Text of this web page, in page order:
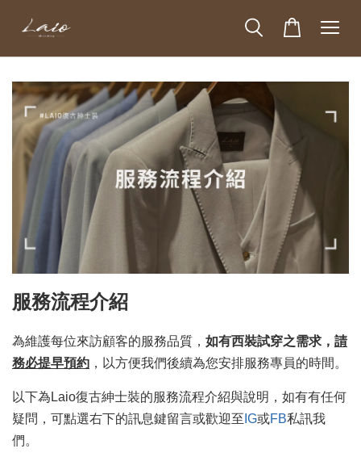
服務流程介紹
為維護每位來訪顧客的服務品質， 如有西裝試穿之需求， 請
務必提早預約 ，以方便我們後續為您安排服務專員的時間。
以下為Laio復古紳士裝的服務流程介紹與說明，如有有任何
疑問，可點選右下的訊息鍵留言或歡迎至 IG或FB私訊我
們。